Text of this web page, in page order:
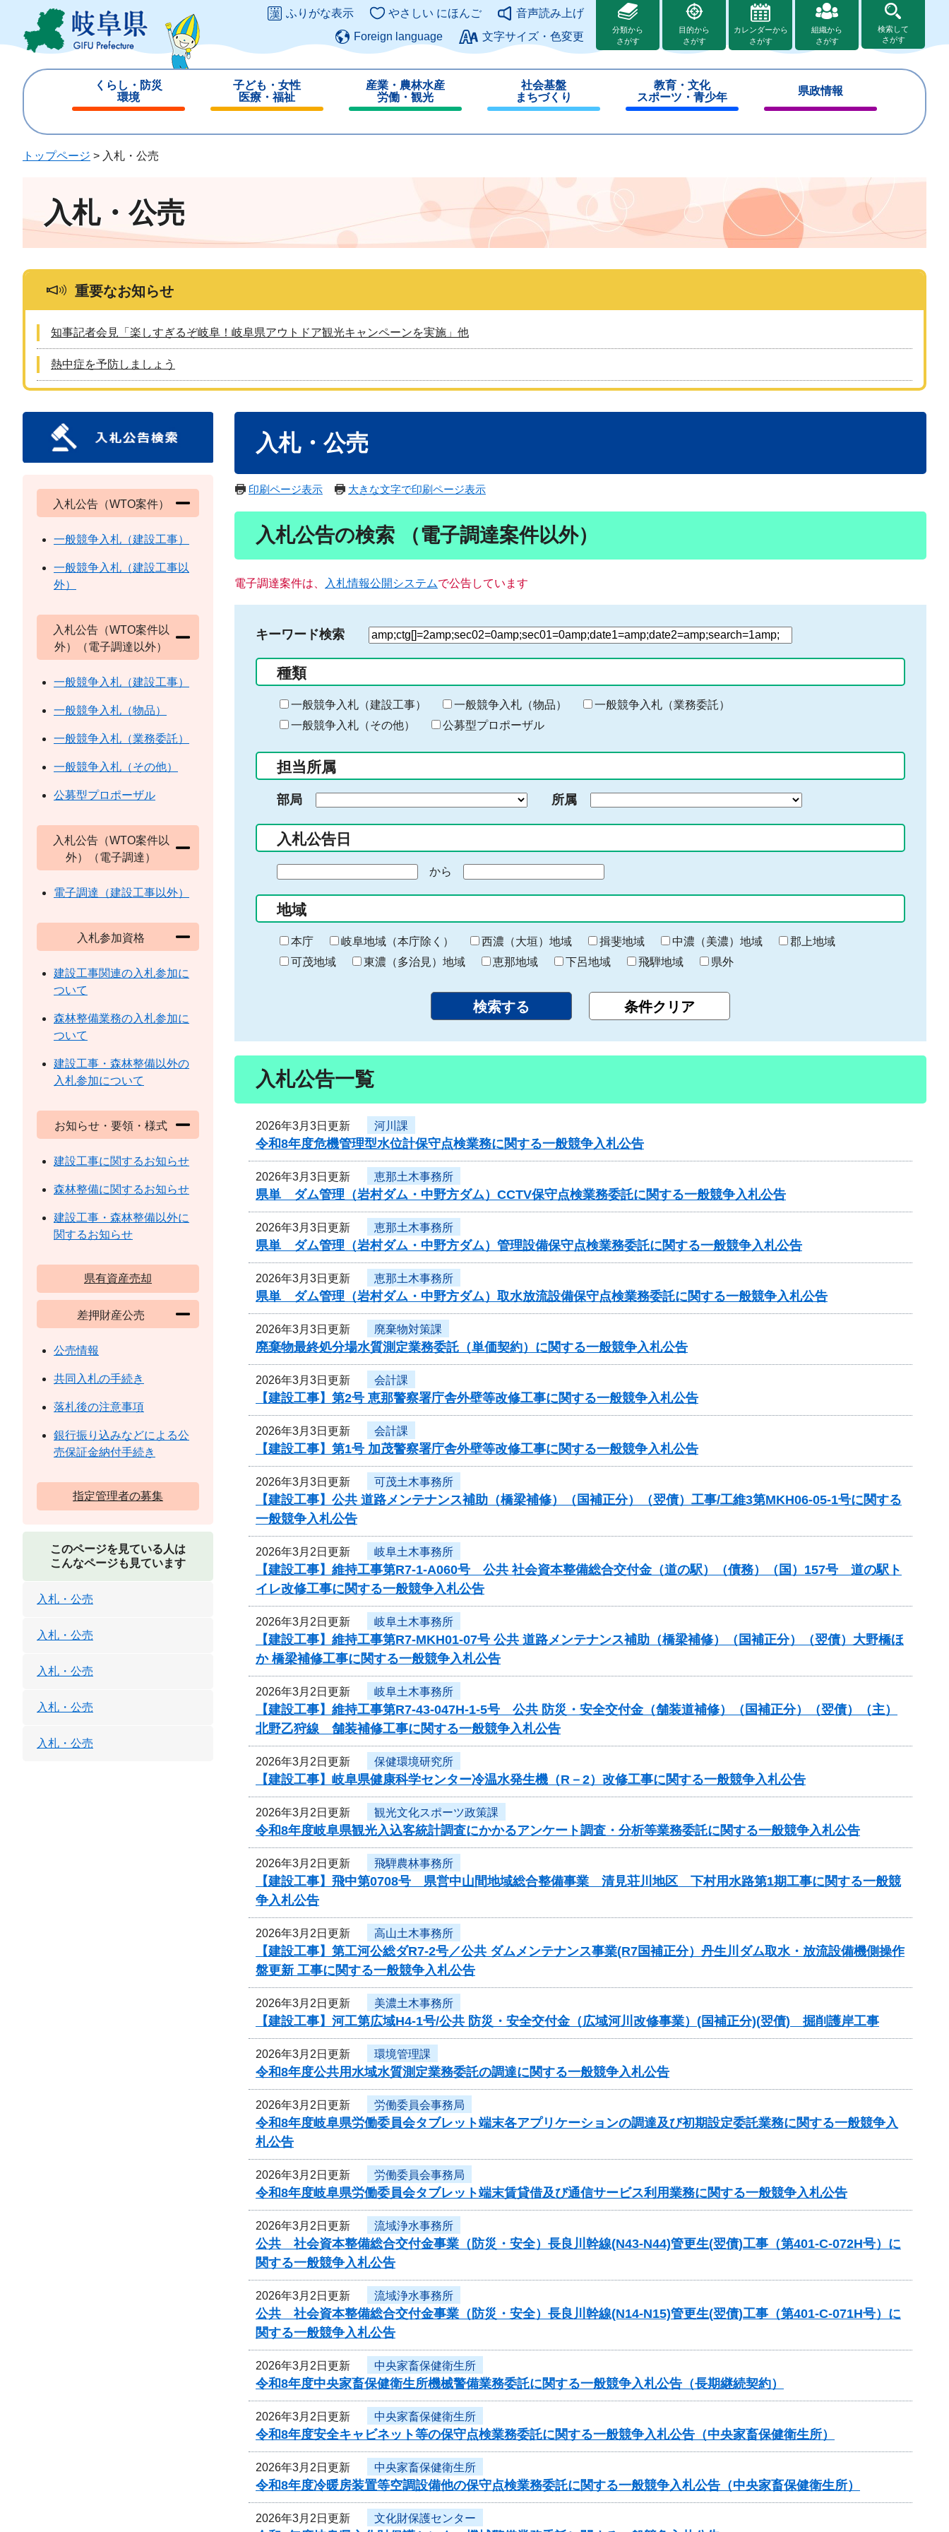
ジ
ュ
このページの本文へ
ふりがな表示 やさしい にほんご
音声読み上げ
Foreign language
文字サイズ・色変更
分類から
さがす
目的から
さがす
カレンダーから
さがす
組織から
さがす
検索して
さがす
くらし・防災
環境
じ
子ども・女性
医療・福祉
じ
産業・農林水産
労働・観光
じ
社会基盤
まちづくり
じ
教育・文化
スポーツ・青少年
じ
県政情報
じ
トップページ > 入札・公売
入札・公売
重要なお知らせ
知事記者会見「楽しすぎるぞ岐阜！岐阜県アウトドア観光キャンペーンを実施」他
熱中症を予防しましょう
入札・公売
印刷ページ表示 大きな文字で印刷ページ表示
入札公告の検索 （電子調達案件以外）
電子調達案件は、 入札情報公開システムで公告しています
キーワード検索
検
る
キ
ー
ー
入
力
種類
一般競争入札（建設工事） 一般競争入札（物品）
一般競争入札（業務委託）
一般競争入札（その他）
公募型プロポーザル
担当所属
部局 所属
入札公告日
の
始
ま
り
から
終
わ
り
地域
本庁 岐阜地域（本庁除く） 西濃（大垣）地域 揖斐地域 中濃（美濃）地域
郡上地域
可茂地域
東濃（多治見）地域 恵那地域 下呂地域 飛騨地域 県外
入札公告一覧
2026年3月3日更新 河川課
令和8年度危機管理型水位計保守点検業務に関する一般競争入札公告
2026年3月3日更新 恵那土木事務所
県単 ダム管理（岩村ダム・中野方ダム）CCTV保守点検業務委託に関する一般競争入札公告
2026年3月3日更新 恵那土木事務所
県単 ダム管理（岩村ダム・中野方ダム）管理設備保守点検業務委託に関する一般競争入札公告
2026年3月3日更新 恵那土木事務所
県単 ダム管理（岩村ダム・中野方ダム）取水放流設備保守点検業務委託に関する一般競争入札公告
2026年3月3日更新 廃棄物対策課
廃棄物最終処分場水質測定業務委託（単価契約）に関する一般競争入札公告
2026年3月3日更新 会計課
【建設工事】第2号 恵那警察署庁舎外壁等改修工事に関する一般競争入札公告
2026年3月3日更新 会計課
【建設工事】第1号 加茂警察署庁舎外壁等改修工事に関する一般競争入札公告
2026年3月3日更新 可茂土木事務所
【建設工事】公共 道路メンテナンス補助（橋梁補修）（国補正分）（翌債）工事/工維3第MKH06-05-1号に関する
一般競争入札公告
2026年3月2日更新 岐阜土木事務所
【建設工事】維持工事第R7-1-A060号 公共 社会資本整備総合交付金（道の駅）（債務）（国）157号 道の駅ト
イレ改修工事に関する一般競争入札公告
2026年3月2日更新 岐阜土木事務所
【建設工事】維持工事第R7-MKH01-07号 公共 道路メンテナンス補助（橋梁補修）（国補正分）（翌債）大野橋ほ
か 橋梁補修工事に関する一般競争入札公告
2026年3月2日更新 岐阜土木事務所
【建設工事】維持工事第R7-43-047H-1-5号 公共 防災・安全交付金（舗装道補修）（国補正分）（翌債）（主）
北野乙狩線 舗装補修工事に関する一般競争入札公告
2026年3月2日更新 保健環境研究所
【建設工事】岐阜県健康科学センター冷温水発生機（R－2）改修工事に関する一般競争入札公告
2026年3月2日更新 観光文化スポーツ政策課
令和8年度岐阜県観光入込客統計調査にかかるアンケート調査・分析等業務委託に関する一般競争入札公告
2026年3月2日更新 飛騨農林事務所
【建設工事】飛中第0708号 県営中山間地域総合整備事業 清見荘川地区 下村用水路第1期工事に関する一般競
争入札公告
2026年3月2日更新 高山土木事務所
【建設工事】第工河公総ダR7-2号／公共 ダムメンテナンス事業(R7国補正分）丹生川ダム取水・放流設備機側操作
盤更新 工事に関する一般競争入札公告
2026年3月2日更新 美濃土木事務所
【建設工事】河工第広域H4-1号/公共 防災・安全交付金（広域河川改修事業）(国補正分)(翌債) 掘削護岸工事
2026年3月2日更新 環境管理課
令和8年度公共用水域水質測定業務委託の調達に関する一般競争入札公告
2026年3月2日更新 労働委員会事務局
令和8年度岐阜県労働委員会タブレット端末各アプリケーションの調達及び初期設定委託業務に関する一般競争入
札公告
2026年3月2日更新 労働委員会事務局
令和8年度岐阜県労働委員会タブレット端末賃貸借及び通信サービス利用業務に関する一般競争入札公告
2026年3月2日更新 流域浄水事務所
公共 社会資本整備総合交付金事業（防災・安全）長良川幹線(N43-N44)管更生(翌債)工事（第401-C-072H号）に
関する一般競争入札公告
2026年3月2日更新 流域浄水事務所
公共 社会資本整備総合交付金事業（防災・安全）長良川幹線(N14-N15)管更生(翌債)工事（第401-C-071H号）に
関する一般競争入札公告
2026年3月2日更新 中央家畜保健衛生所
令和8年度中央家畜保健衛生所機械警備業務委託に関する一般競争入札公告（長期継続契約）
2026年3月2日更新 中央家畜保健衛生所
令和8年度安全キャビネット等の保守点検業務委託に関する一般競争入札公告（中央家畜保健衛生所）
2026年3月2日更新 中央家畜保健衛生所
令和8年度冷暖房装置等空調設備他の保守点検業務委託に関する一般競争入札公告（中央家畜保健衛生所）
2026年3月2日更新 文化財保護センター
入札公告（WTO案件）
一般競争入札（建設工事）
一般競争入札（建設工事以
外）
入札公告（WTO案件以
外）（電子調達以外）
一般競争入札（建設工事）
一般競争入札（物品）
一般競争入札（業務委託）
一般競争入札（その他）
公募型プロポーザル
入札公告（WTO案件以
外）（電子調達）
電子調達（建設工事以外）
入札参加資格
建設工事関連の入札参加に
ついて
森林整備業務の入札参加に
ついて
建設工事・森林整備以外の
入札参加について
お知らせ・要領・様式
建設工事に関するお知らせ
森林整備に関するお知らせ
建設工事・森林整備以外に
関するお知らせ
県有資産売却
差押財産公売
公売情報
共同入札の手続き
落札後の注意事項
銀行振り込みなどによる公
売保証金納付手続き
指定管理者の募集
このページを見ている人は
こんなページも見ています
入札・公売
入札・公売
入札・公売
入札・公売
入札・公売